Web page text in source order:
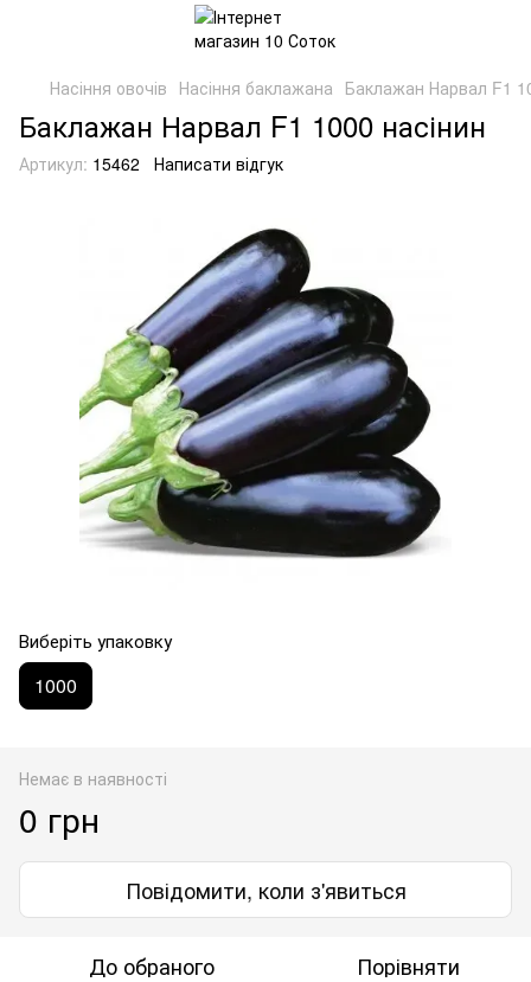
Насіння овочів Насіння баклажана Баклажан Нарвал F1
Баклажан Нарвал F1 1000 насінин
Артикул: 15462 Написати відгук
Виберіть упаковку
1000
Немає в наявності
0 грн
Повідомити, коли з'явиться
До обраного Порівняти